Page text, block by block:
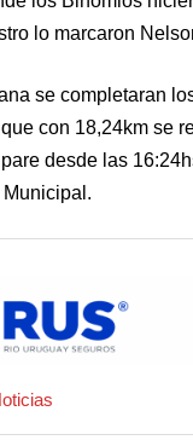
lo marcaron
se completaran
con 18,24km se
desde las